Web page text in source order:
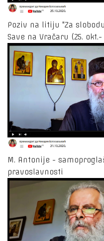
Poziv na litiju "Za
Save na Vračaru (25. okt.-
M. Antonije -
pravoslavnosti